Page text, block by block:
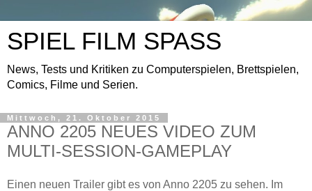
SPIEL FILM SPASS
News, Tests und Kritiken zu Computerspielen, Brettspielen,
Comics, Filme und Serien.
Mittwoch, 21. Oktober 2015
ANNO 2205 NEUES VIDEO ZUM
MULTI-SESSION-GAMEPLAY
Einen neuen Trailer gibt es von Anno 2205 zu sehen. Im